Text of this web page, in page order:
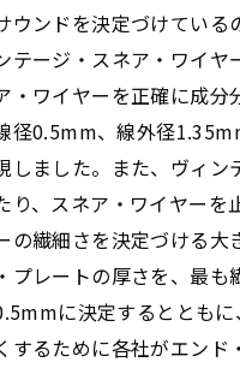
ウンドを決定づけている
テージ・スネア・ワイ
・ワイヤーを正確に成
径0.5mm、線外径
しました。また、ヴィン
り、スネア・ワイヤーを
の繊細さを決定づける大
プレートの厚さを、最も
に決定するととも
するために各社がエンド